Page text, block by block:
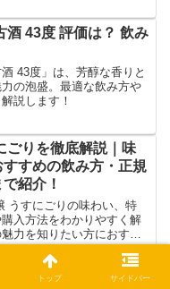
酒 43度 評価は？ 飲み
43度」は、芳醇な香りと
の泡盛。最適な飲み方や
説します！
ごりを徹底解説｜味
すめの飲み方・正規
紹介！
うすにごりの味わい、特
入方法をわかりやすく解
力を知りたい方におすす
トップ サイドバー